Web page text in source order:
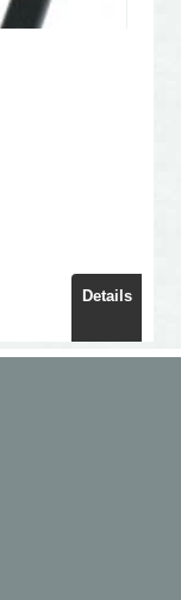
Details